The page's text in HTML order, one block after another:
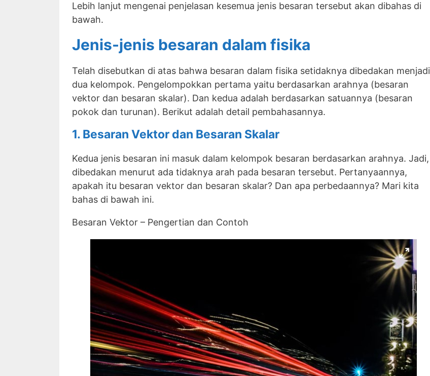
Lebih lanjut mengenai penjelasan kesemua jenis besaran tersebut akan dibahas di
bawah.
Jenis-jenis besaran dalam fisika
Telah disebutkan di atas bahwa besaran dalam fisika setidaknya dibedakan menjadi
dua kelompok. Pengelompokkan pertama yaitu berdasarkan arahnya (besaran
vektor dan besaran skalar). Dan kedua adalah berdasarkan satuannya (besaran
pokok dan turunan). Berikut adalah detail pembahasannya.
1. Besaran Vektor dan Besaran Skalar
Kedua jenis besaran ini masuk dalam kelompok besaran berdasarkan arahnya. Jadi,
dibedakan menurut ada tidaknya arah pada besaran tersebut. Pertanyaannya,
apakah itu besaran vektor dan besaran skalar? Dan apa perbedaannya? Mari kita
bahas di bawah ini.
Besaran Vektor – Pengertian dan Contoh